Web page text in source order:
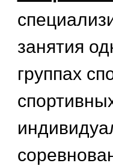
занятия
группах